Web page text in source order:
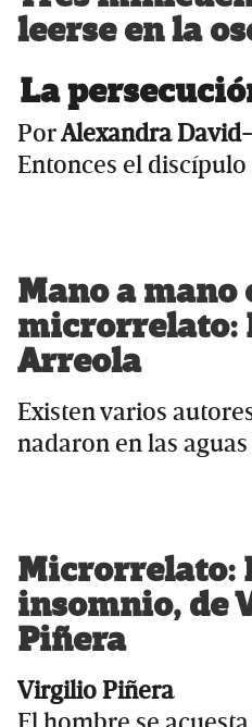
leerse en la
La
PorAlexandra
Entonces el discípulo
Mano a mano
microrrelato:
Arreola
Existen varios
nadaron en las
Microrrelato:
insomnio, de
Piñera
Virgilio Piñera